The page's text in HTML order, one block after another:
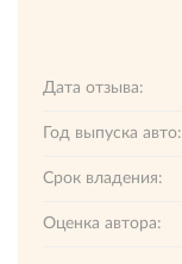
Дата отзыва:
Год выпуска авто:
Срок владения:
Оценка автора: